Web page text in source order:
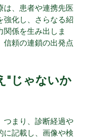
は、患者や連携先医
強化し、さらなる紹
関係を生み出しま
信頼の連鎖の出発点
"じゃないか
つまり、診断経過や
に記載し、画像や検